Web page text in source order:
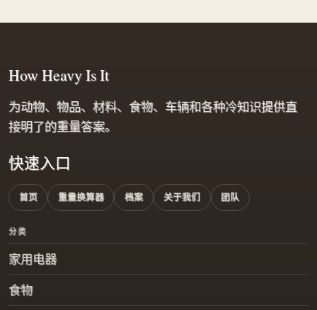
快速入口
首页 重量换算器 档案 关于我们 团队
分类
家用电器
食物
How Heavy Is It
为动物、物品、材料、食物、车辆和各种冷知识提供直
接明了的重量答案。